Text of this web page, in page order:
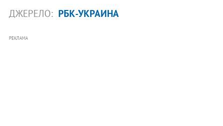
ДЖЕРЕЛО: РБК-УКРАИНА
РЕКЛАМА